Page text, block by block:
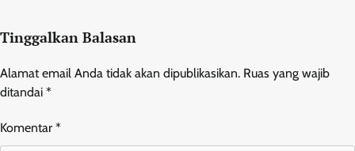
Tinggalkan Balasan
Alamat email Anda tidak akan dipublikasikan. Ruas yang wajib
ditandai *
Komentar *